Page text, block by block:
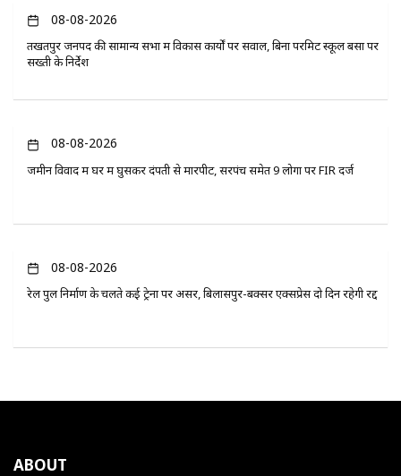
08-08-2026
तखतपुर जनपद की सामान्य सभा में विकास कार्यों पर सवाल, बिना परमिट स्कूल बसों पर
सख्ती के निर्देश
08-08-2026
जमीन विवाद में घर में घुसकर दंपती से मारपीट, सरपंच समेत 9 लोगों पर FIR दर्ज
08-08-2026
रेल पुल निर्माण के चलते कई ट्रेनों पर असर, बिलासपुर-बक्सर एक्सप्रेस दो दिन रहेगी रद्द
ABOUT